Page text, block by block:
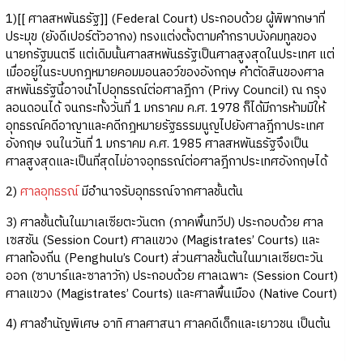
1)[[ ศาลสหพันธรัฐ]] (Federal Court) ประกอบด้วย ผู้พิพากษาที่
ประมุข (ยังดีเปอร์ตัวอากง) ทรงแต่งตั้งตามคำกราบบังคมทูลของ
นายกรัฐมนตรี แต่เดิมนั้นศาลสหพันธรัฐเป็นศาลสูงสุดในประเทศ แต่
เมื่ออยู่ในระบบกฎหมายคอมมอนลอว์ของอังกฤษ คำตัดสินของศาล
สหพันธรัฐนี้อาจนำไปอุทธรณ์ต่อศาลฎีกา (Privy Council) ณ กรุง
ลอนดอนได้ จนกระทั้งวันที่ 1 มกราคม ค.ศ. 1978 ก็ได้มีการห้ามมิให้
อุทธรณ์คดีอาญาและคดีกฎหมายรัฐธรรมนูญไปยังศาลฎีกาประเทศ
อังกฤษ จนในวันที่ 1 มกราคม ค.ศ. 1985 ศาลสหพันธรัฐจึงเป็น
ศาลสูงสุดและเป็นที่สุดไม่อาจอุทธรณ์ต่อศาลฎีกาประเทศอังกฤษได้
2) ศาลอุทธรณ์มีอำนาจรับอุทธรณ์จากศาลชั้นต้น
3) ศาลชั้นต้นในมาเลเซียตะวันตก (ภาคพื้นทวีป) ประกอบด้วย ศาล
เซสชัน (Session Court) ศาลแขวง (Magistrates’ Courts) และ
ศาลท้องถิ่น (Penghulu’s Court) ส่วนศาลชั้นต้นในมาเลเซียตะวัน
ออก (ซาบาร์และซาลาวัก) ประกอบด้วย ศาลเฉพาะ (Session Court)
ศาลแขวง (Magistrates’ Courts) และศาลพื้นเมือง (Native Court)
4) ศาลชำนัญพิเศษ อาทิ ศาลศาสนา ศาลคดีเด็กและเยาวชน เป็นต้น